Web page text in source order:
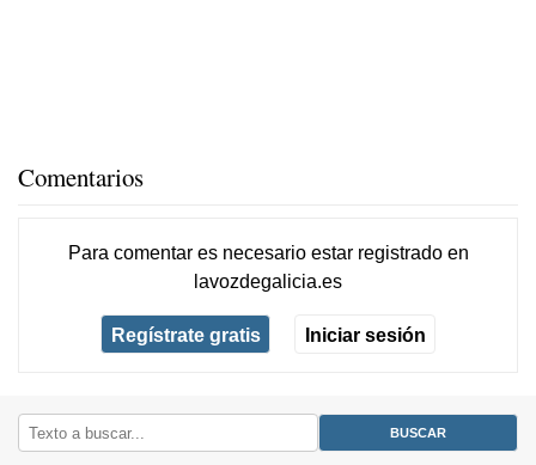
Comentarios
Para comentar es necesario estar registradoen
lavozdegalicia.es
Regístrate gratis Iniciar sesión